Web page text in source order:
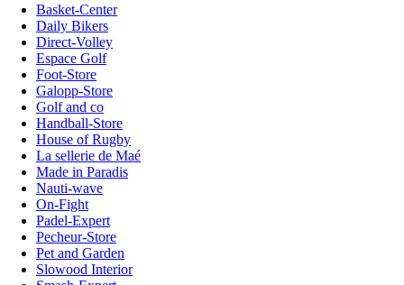
Basket-Center
Daily Bikers
Direct-Volley
Espace Golf
Foot-Store
Galopp-Store
Golf and co
Handball-Store
House of Rugby
La sellerie de Maé
Made in Paradis
Nauti-wave
On-Fight
Padel-Expert
Pecheur-Store
Pet and Garden
Slowood Interior